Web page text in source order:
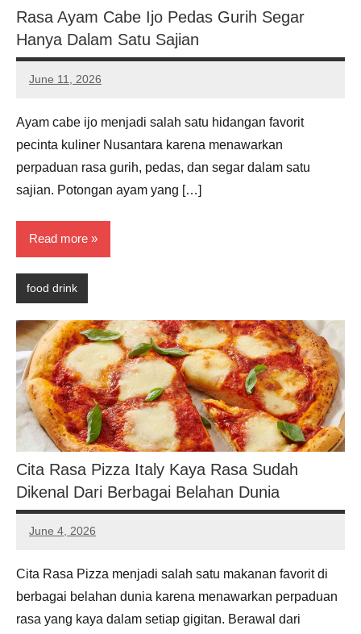
Rasa Ayam Cabe Ijo Pedas Gurih Segar
Hanya Dalam Satu Sajian
June 11, 2026
Noah
Ayam cabe ijo menjadi salah satu hidangan favorit
pecinta kuliner Nusantara karena menawarkan
perpaduan rasa gurih, pedas, dan segar dalam satu
sajian. Potongan ayam yang […]
Read more
food drink
Cita Rasa Pizza Italy Kaya Rasa Sudah
Dikenal Dari Berbagai Belahan Dunia
June 4, 2026
Noah
Cita Rasa Pizza menjadi salah satu makanan favorit di
berbagai belahan dunia karena menawarkan perpaduan
rasa yang kaya dalam setiap gigitan. Berawal dari